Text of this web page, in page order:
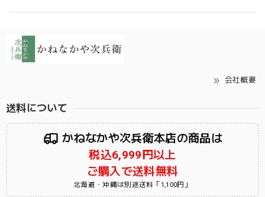
会社概要
送料について
かねなかや次兵衛本店の商品は
税込6,999円以上
ご購入で送料無料
北海道・沖縄は別途送料「1,100円」